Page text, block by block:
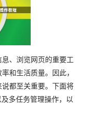
、浏览网页的重要工
和生活质量。因此，
都至关重要。下面将
多任务管理操作，以